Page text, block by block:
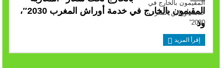
المقيمون بالخارج في خدمة أوراش المغرب 2030″،
وذ
إقرأ المزيد